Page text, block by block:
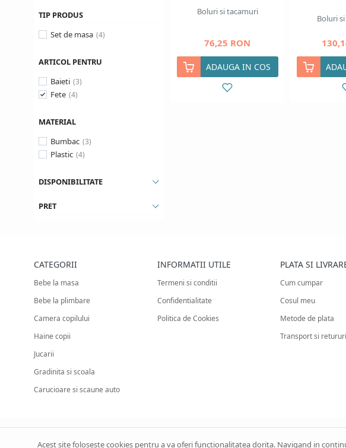
Acest site foloseste cookies pentru a va oferi functionalitatea dorita. Navigand in
TIP PRODUS
Set de masa
ARTICOL PENTRU
Baieti
Fete
MATERIAL
Bumbac
Plastic
DISPONIBILITATE
PRET
Boluri si tacamuri
76,25 RON
ADAUGA IN COS
Boluri
CATEGORII
Bebe la masa
Bebe la plimbare
Camera copilului
Haine copii
Jucarii
Gradinita si scoala
Carucioare si scaune auto
INFORMATII UTILE
Termeni si conditii
Confidentialitate
Politica de Cookies
PLATA SI
Cum cumpar
Cosul meu
Metode de plata
Transport si retururi